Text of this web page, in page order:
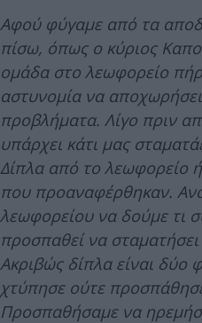
Αφού φύγαμε από τα
πίσω, όπως ο κύριος
ομάδα στο λεωφορείο
αστυνομία να
προβλήματα. Λίγο πριν
υπάρχει κάτι μας
Δίπλα από το λεωφορείο
που προαναφέρθηκαν.
λεωφορείου να δούμε τι
προσπαθεί να
Ακριβώς δίπλα είναι δύο
χτύπησε ούτε
Προσπαθήσαμε να